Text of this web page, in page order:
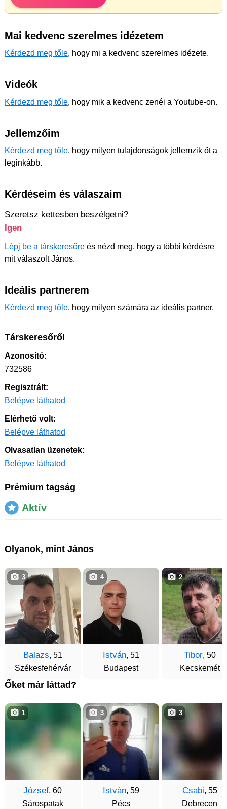
Mai kedvenc szerelmes idézetem
Kérdezd meg tőle, hogy mi a kedvenc szerelmes idézete.
Videók
Kérdezd meg tőle, hogy mik a kedvenc zenéi a Youtube-on.
Jellemzőim
Kérdezd meg tőle, hogy milyen tulajdonságok jellemzik őt a
leginkább.
Kérdéseim és válaszaim
Szeretsz kettesben beszélgetni?
Igen
Lépj be a társkeresőre és nézd meg, hogy a többi kérdésre
mit válaszolt János.
Ideális partnerem
Kérdezd meg tőle, hogy milyen számára az ideális partner.
Társkeresőről
Azonosító:
732586
Regisztrált:
Belépve láthatod
Elérhető volt:
Belépve láthatod
Olvasatlan üzenetek:
Belépve láthatod
Prémium tagság
Aktív
Olyanok, mint János
Balazs, 51
Székesfehérvár
3
István, 51
Budapest
4
Tibor, 50
Kecskemét
2
Őket már láttad?
József, 60
Sárospatak
1
István, 59
Pécs
3
Csabi, 55
Debrecen
3